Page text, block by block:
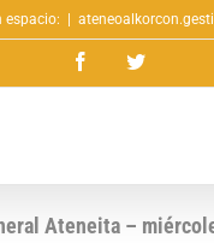
espacio:
FacebookTwitter
Ateneita –